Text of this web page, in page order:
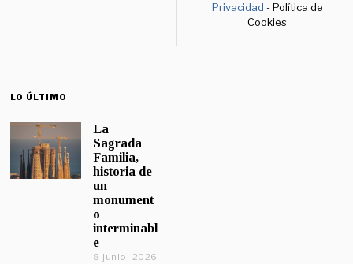
Privacidad - Política de
Cookies
LO ÚLTIMO
La
Sagrada
Familia,
historia de
un
monument
o
interminabl
e
8 junio, 2026